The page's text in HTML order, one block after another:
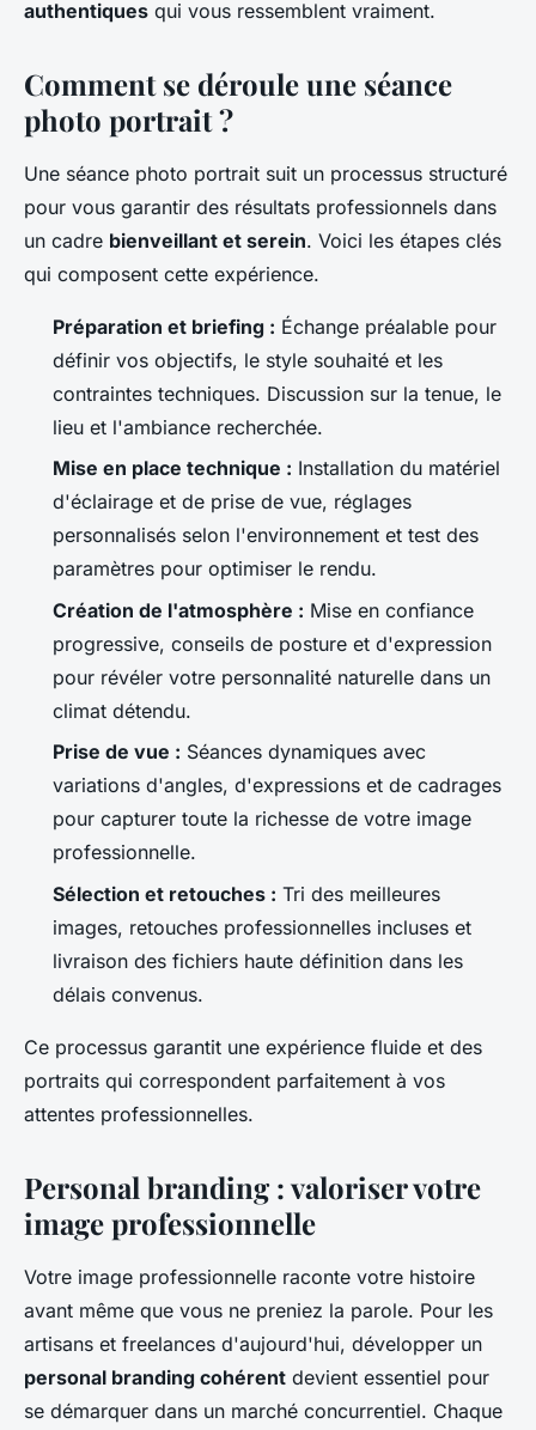
authentiques qui vous ressemblent vraiment.
Comment se déroule une séance
photo portrait ?
Une séance photo portrait suit un processus structuré
pour vous garantir des résultats professionnels dans
un cadre bienveillant et serein. Voici les étapes clés
qui composent cette expérience.
Préparation et briefing : Échange préalable pour
définir vos objectifs, le style souhaité et les
contraintes techniques. Discussion sur la tenue, le
lieu et l'ambiance recherchée.
Mise en place technique : Installation du matériel
d'éclairage et de prise de vue, réglages
personnalisés selon l'environnement et test des
paramètres pour optimiser le rendu.
Création de l'atmosphère : Mise en confiance
progressive, conseils de posture et d'expression
pour révéler votre personnalité naturelle dans un
climat détendu.
Prise de vue : Séances dynamiques avec
variations d'angles, d'expressions et de cadrages
pour capturer toute la richesse de votre image
professionnelle.
Sélection et retouches : Tri des meilleures
images, retouches professionnelles incluses et
livraison des fichiers haute définition dans les
délais convenus.
Ce processus garantit une expérience fluide et des
portraits qui correspondent parfaitement à vos
attentes professionnelles.
Personal branding : valoriser votre
image professionnelle
Votre image professionnelle raconte votre histoire
avant même que vous ne preniez la parole. Pour les
artisans et freelances d'aujourd'hui, développer un
personal branding cohérent devient essentiel pour
se démarquer dans un marché concurrentiel. Chaque